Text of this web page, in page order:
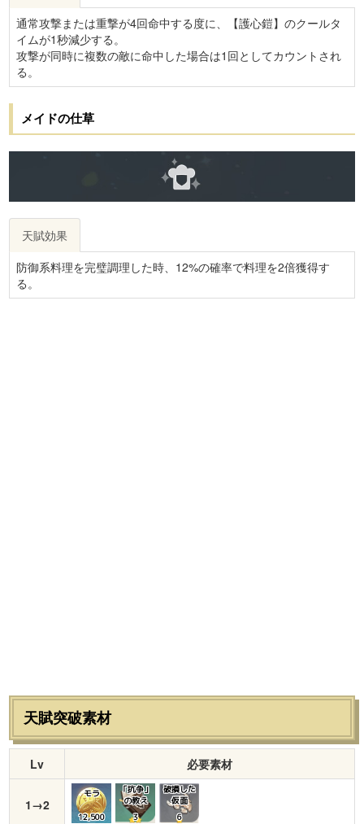
通常攻撃または重撃が4回命中する度に、【護心鎧】のクールタ
イムが1秒減少する。
攻撃が同時に複数の敵に命中した場合は1回としてカウントされ
る。
メイドの仕草
天賦効果
防御系料理を完璧調理した時、12%の確率で料理を2倍獲得す
る。
天賦突破素材
Lv 必要素材
1→2
モラ
12,500
「抗争」
の教え
3
破損した
仮面
6